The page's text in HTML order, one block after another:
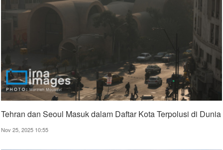
Tehran dan Seoul Masuk dalam Daftar Kota Terpolusi di Dunia
Nov 25, 2025 10:55